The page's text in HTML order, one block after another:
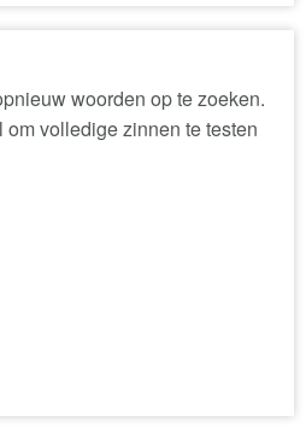
woorden op te zoeken.
volledige zinnen te testen